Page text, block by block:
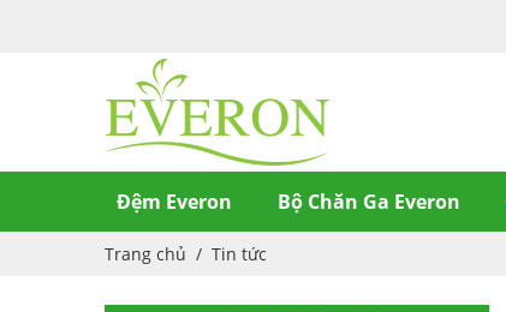
Đệm Everon Bộ Chăn Ga Everon
Trang chủ / Tin tức